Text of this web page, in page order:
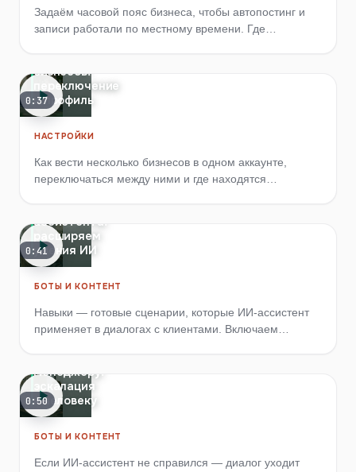
Задаём часовой пояс бизнеса, чтобы автопостинг и
записи работали по местному времени. Где
бизнесов:
переключение
и профиль
0:37
НАСТРОЙКИ
Как вести несколько бизнесов в одном аккаунте,
переключаться между ними и где находятся
ассистента:
расширяем
умения ИИ
0:41
БОТЫ И КОНТЕНТ
Навыки — готовые сценарии, которые ИИ-ассистент
применяет в диалогах с клиентами. Включаем
менеджеру:
эскалация
к человеку
0:50
БОТЫ И КОНТЕНТ
Если ИИ-ассистент не справился — диалог уходит